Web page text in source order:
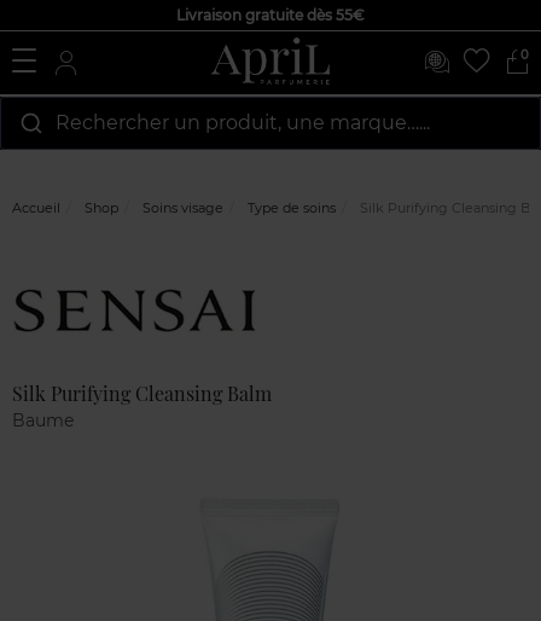
Livraison gratuite dès 55€
0
Rechercher un produit, une marque…...
Accueil Shop Soins visage Type de soins Silk Purifying Cleansing
Silk Purifying Cleansing Balm
Baume